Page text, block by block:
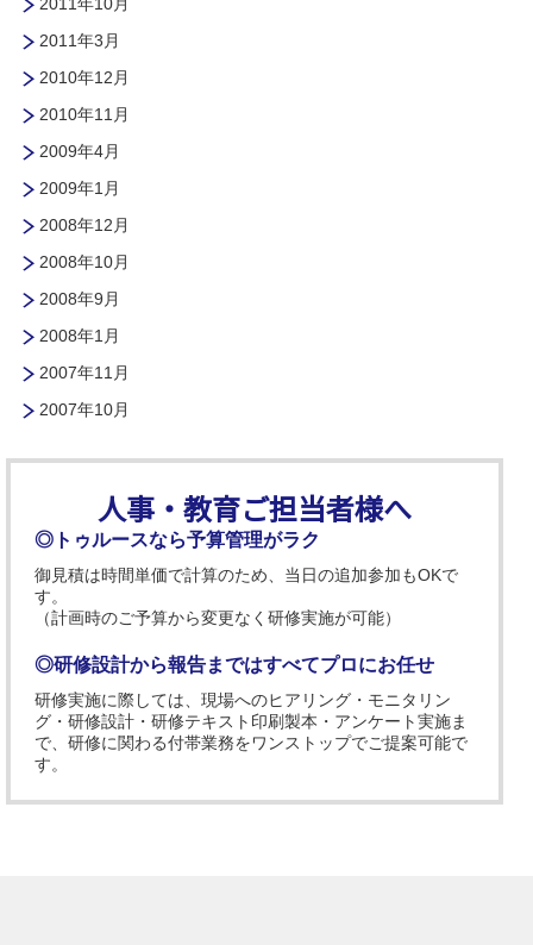
2011年3月
2010年12月
2010年11月
2009年4月
2009年1月
2008年12月
2008年10月
2008年9月
2008年1月
2007年11月
2007年10月
人事・教育ご担当者様へ
◎トゥルースなら予算管理がラク
御見積は時間単価で計算のため、当日の追加参加もOKで
す。
（計画時のご予算から変更なく研修実施が可能）
◎研修設計から報告まではすべてプロにお任せ
研修実施に際しては、現場へのヒアリング・モニタリン
グ・研修設計・研修テキスト印刷製本・アンケート実施ま
で、研修に関わる付帯業務をワンストップでご提案可能で
す。